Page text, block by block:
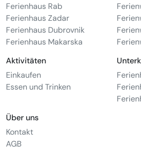
Ferienhaus Rab
Ferienhaus Zadar
Ferienhaus Dubrovnik
Ferienhaus Makarska
Aktivitäten
Einkaufen
Essen und Trinken
Über uns
Kontakt
AGB